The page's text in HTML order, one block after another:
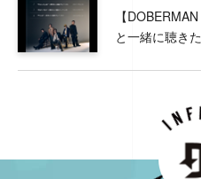
【
と一緒に聴き